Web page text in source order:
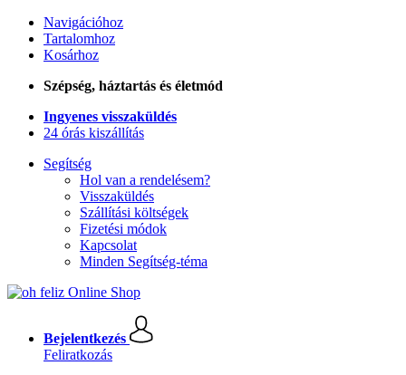
Navigációhoz
Tartalomhoz
Kosárhoz
Szépség, háztartás és életmód
Ingyenes visszaküldés
24 órás kiszállítás
Segítség
Hol van a rendelésem?
Visszaküldés
Szállítási költségek
Fizetési módok
Kapcsolat
Minden Segítség-téma
Bejelentkezés
Feliratkozás